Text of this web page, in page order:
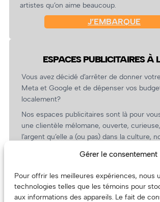
Gérer le consentement
Pour offrir les meilleures expériences, nous
technologies telles que les témoins pour
aux informations des appareils. Le fait de
artistes qu’on aime beaucoup.
J’EMBARQUE
ESPACES PUBLICITAIRES À
Vous avez décidé d’arrêter de donner
Meta et Google et de dépenser vos
localement?
Nos espaces publicitaires sont là pour
une clientèle mélomane, ouverte,
l’argent qu’elle a (ou pas) dans la culture,
revient.
(Oui, on va avoir des tarifs spéciaux pour